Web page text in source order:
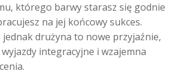
którego barwy starasz się godnie
na jej końcowy sukces.
jednak drużyna to nowe przyjaźnie,
integracyjne i wzajemna